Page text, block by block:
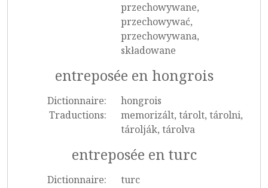
przechowywane,
przechowywać,
przechowywana,
składowane
entreposée en hongrois
Dictionnaire:
hongrois
Traductions:
memorizált, tárolt, tárolni,
tárolják, tárolva
entreposée en turc
Dictionnaire:
turc